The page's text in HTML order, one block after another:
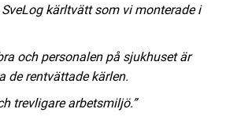
kärltvätt som vi monterade i
och personalen på sjukhuset är
de rentvättade kärlen.
trevligare arbetsmiljö.”